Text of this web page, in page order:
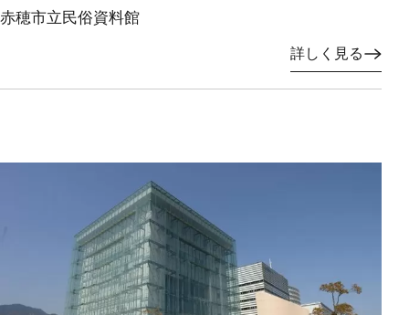
赤穂市立民俗資料館
詳しく見る